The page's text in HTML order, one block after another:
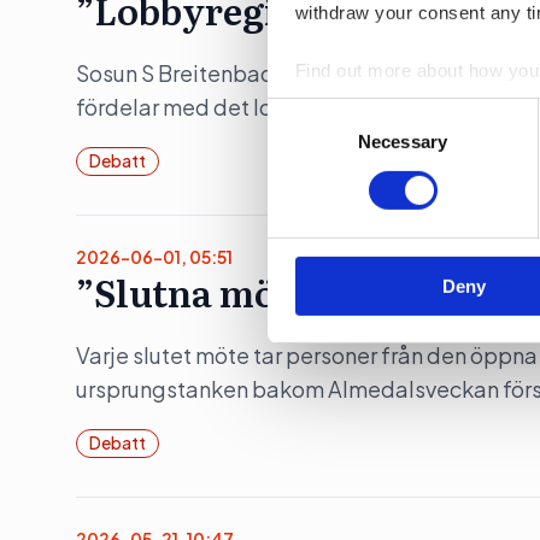
withdraw your consent any
Find out more about how
information about your use
other information that
Consent
Necessary
Deny
Sosun S Breitenbach, vd för Ulobby, som
fördelar med det lobbyregister som ska
Debatt
2026-06-01, 05:51
”Slutna möten riskerar
Varje slutet möte tar personer från den
ursprungstanken bakom Almedalsveckan
Debatt